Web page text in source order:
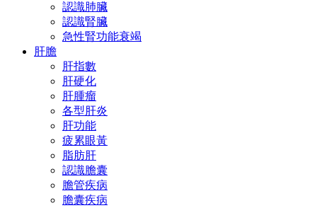
認識肺臟
認識腎臟
急性腎功能衰竭
肝膽
肝指數
肝硬化
肝腫瘤
各型肝炎
肝功能
疲累眼黃
脂肪肝
認識膽囊
膽管疾病
膽囊疾病